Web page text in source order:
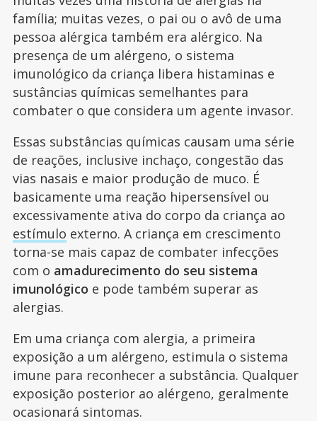
família; muitas vezes, o pai ou o avô de uma
pessoa alérgica também era alérgico. Na
presença de um alérgeno, o sistema
imunológico da criança libera histaminas e
sustâncias químicas semelhantes para
combater o que considera um agente invasor.
Essas substâncias químicas causam uma série
de reações, inclusive inchaço, congestão das
vias nasais e maior produção de muco. É
basicamente uma reação hipersensível ou
excessivamente ativa do corpo da criança ao
estímulo externo. A criança em crescimento
torna-se mais capaz de combater infecções
com o amadurecimento do seu sistema
imunológico e pode também superar as
alergias.
Em uma criança com alergia, a primeira
exposição a um alérgeno, estimula o sistema
imune para reconhecer a substância. Qualquer
exposição posterior ao alérgeno, geralmente
ocasionará sintomas.